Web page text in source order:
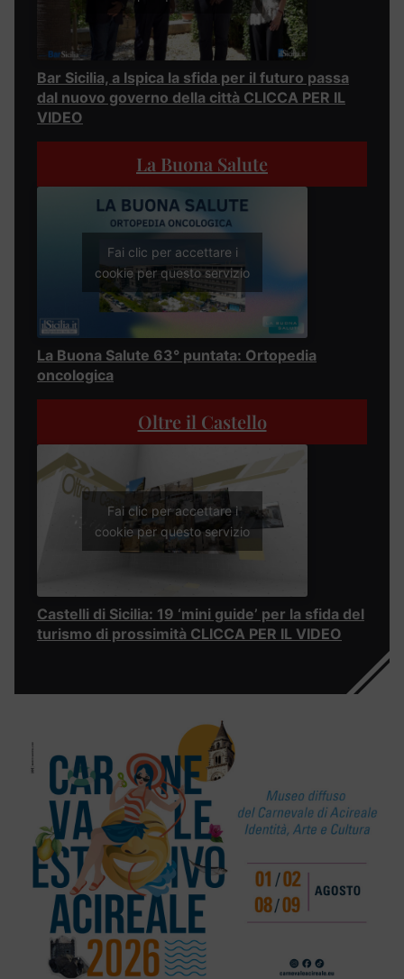
Bar Sicilia, a Ispica la sfida per il futuro passa
dal nuovo governo della città CLICCA PER IL
VIDEO
La Buona Salute
Fai clic per accettare i
cookie per questo servizio
La Buona Salute 63° puntata: Ortopedia
oncologica
Oltre il Castello
Fai clic per accettare i
cookie per questo servizio
Castelli di Sicilia: 19 ‘mini guide’ per la sfida del
turismo di prossimità CLICCA PER IL VIDEO